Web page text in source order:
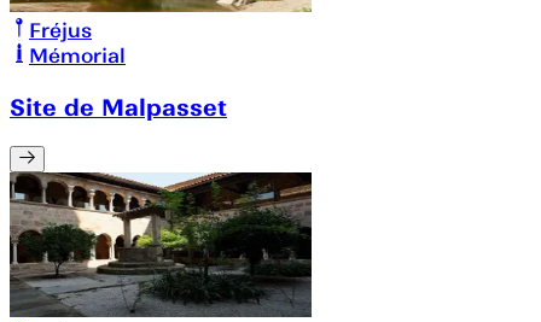
Fréjus
Mémorial
Site de Malpasset